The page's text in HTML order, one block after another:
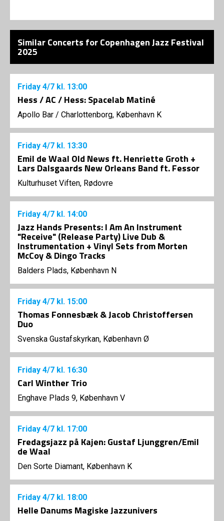
Similar Concerts for Copenhagen Jazz Festival
2025
Friday 4/7 kl. 13:00
Hess / AC / Hess: Spacelab Matiné
Apollo Bar / Charlottenborg, København K
Friday 4/7 kl. 13:30
Emil de Waal Old News ft. Henriette Groth +
Lars Dalsgaards New Orleans Band ft. Fessor
Kulturhuset Viften, Rødovre
Friday 4/7 kl. 14:00
Jazz Hands Presents: I Am An Instrument
"Receive" (Release Party) Live Dub &
Instrumentation + Vinyl Sets from Morten
McCoy & Dingo Tracks
Balders Plads, København N
Friday 4/7 kl. 15:00
Thomas Fonnesbæk & Jacob Christoffersen
Duo
Svenska Gustafskyrkan, København Ø
Friday 4/7 kl. 16:30
Carl Winther Trio
Enghave Plads 9, København V
Friday 4/7 kl. 17:00
Fredagsjazz på Kajen: Gustaf Ljunggren/Emil
de Waal
Den Sorte Diamant, København K
Friday 4/7 kl. 18:00
Helle Danums Magiske Jazzunivers